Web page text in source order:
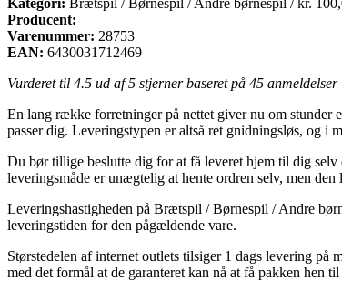
Producent:
Varenummer: 28753
EAN: 6430031712469
Vurderet til 4.5 ud af 5 stjerner baseret på 45 anmeldelser
En lang række forretninger på nettet giver nu om stunder
passer dig. Leveringstypen er altså ret gnidningsløs, og i
Du bør tillige beslutte dig for at få leveret hjem til dig selv
leveringsmåde er unægtelig at hente ordren selv, men
Leveringshastigheden på Brætspil / Børnespil / Andre
leveringstiden for den pågældende vare.
Størstedelen af internet outlets tilsiger 1 dags levering
med det formål at de garanteret kan nå at få pakken hen